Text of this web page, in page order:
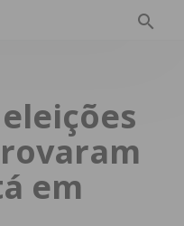
em